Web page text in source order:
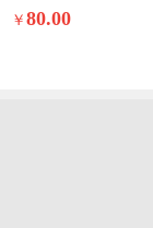
￥80.00